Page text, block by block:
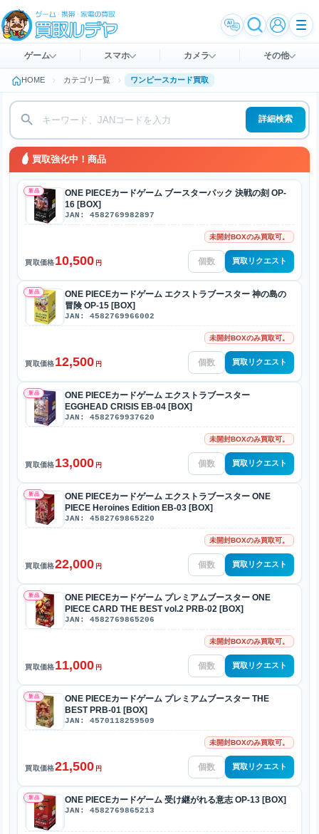
ゲーム スマホ カメラ その他
HOME カテゴリ一覧 ワンピースカード買取
詳細検索
買取強化中！商品
新品
ONE PIECEカードゲーム ブースターパック 決戦の刻 OP-
16 [BOX]
JAN: 4582769982897
未開封BOXのみ買取可。
買取価格10,500 円 買取リクエスト
新品
ONE PIECEカードゲーム エクストラブースター 神の島の
冒険 OP-15 [BOX]
JAN: 4582769966002
未開封BOXのみ買取可。
買取価格12,500 円 買取リクエスト
新品
ONE PIECEカードゲーム エクストラブースター
EGGHEAD CRISIS EB-04 [BOX]
JAN: 4582769937620
未開封BOXのみ買取可。
買取価格13,000 円 買取リクエスト
新品
ONE PIECEカードゲーム エクストラブースター ONE
PIECE Heroines Edition EB-03 [BOX]
JAN: 4582769865220
未開封BOXのみ買取可。
買取価格22,000 円 買取リクエスト
新品
ONE PIECEカードゲーム プレミアムブースター ONE
PIECE CARD THE BEST vol.2 PRB-02 [BOX]
JAN: 4582769865206
未開封BOXのみ買取可。
買取価格11,000 円 買取リクエスト
新品
ONE PIECEカードゲーム プレミアムブースター THE
BEST PRB-01 [BOX]
JAN: 4570118259509
未開封BOXのみ買取可。
買取価格21,500 円 買取リクエスト
新品 ONE PIECEカードゲーム 受け継がれる意志 OP-13 [BOX]
JAN: 4582769865213